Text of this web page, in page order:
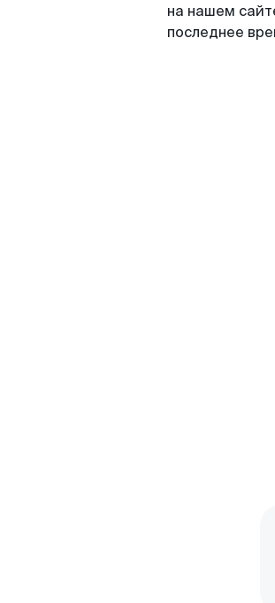
на нашем
последнее